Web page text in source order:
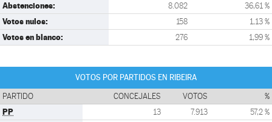
Abstenciones: 8.082 36,61 %
Votos nulos: 158 1,13 %
Votos en blanco: 276 1,99 %
VOTOS POR PARTIDOS EN RIBEIRA
PARTIDO CONCEJALES VOTOS %
PP 13 7.913 57,2 %